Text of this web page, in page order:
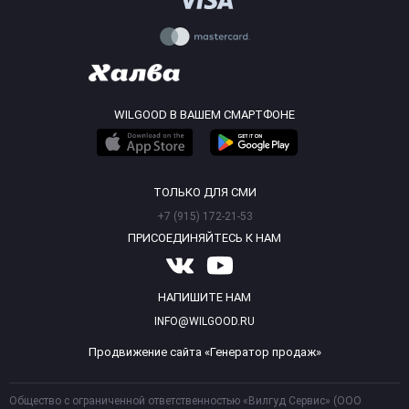
WILGOOD В ВАШЕМ СМАРТФОНЕ
ТОЛЬКО ДЛЯ СМИ
+7 (915) 172-21-53
ПРИСОЕДИНЯЙТЕСЬ К НАМ
НАПИШИТЕ НАМ
INFO@WILGOOD.RU
Продвижение сайта «Генератор продаж»
Общество с ограниченной ответственностью «Вилгуд Сервис» (ООО